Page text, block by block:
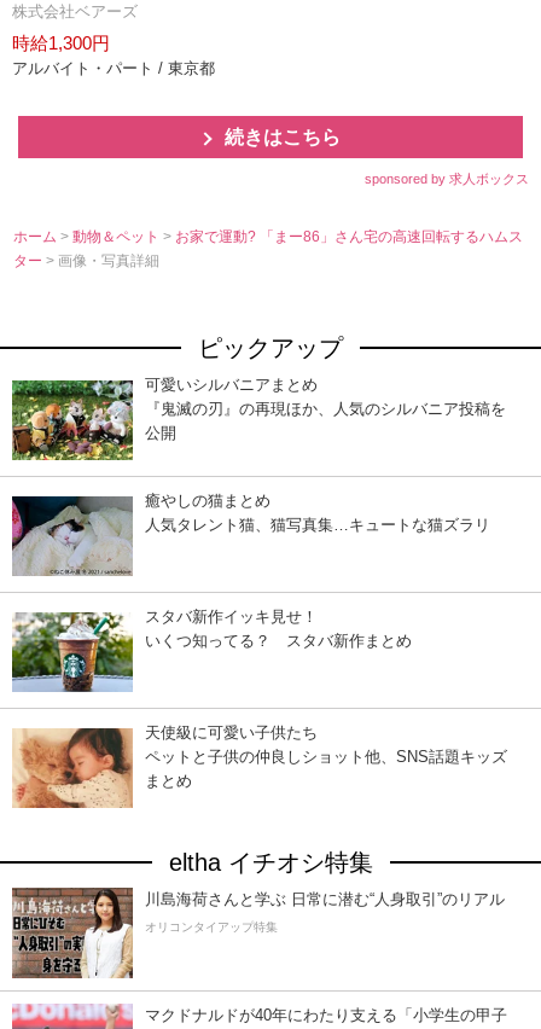
株式会社ベアーズ
時給1,300円
アルバイト・パート / 東京都
続きはこちら
sponsored by 求人ボックス
ホーム >動物＆ペット> お家で運動? 「まー86」さん宅の高速回転するハムス
ター> 画像・写真詳細
ピックアップ
可愛いシルバニアまとめ
『鬼滅の刃』の再現ほか、人気のシルバニア投稿を
公開
癒やしの猫まとめ
人気タレント猫、猫写真集…キュートな猫ズラリ
スタバ新作イッキ見せ！
いくつ知ってる？ スタバ新作まとめ
天使級に可愛い子供たち
ペットと子供の仲良しショット他、SNS話題キッズ
まとめ
eltha イチオシ特集
川島海荷さんと学ぶ 日常に潜む“人身取引”のリアル
オリコンタイアップ特集
マクドナルドが40年にわたり支える「小学生の甲子